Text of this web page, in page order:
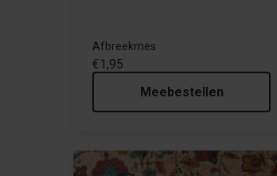
Afbreekmes
€1,95
Meebestellen